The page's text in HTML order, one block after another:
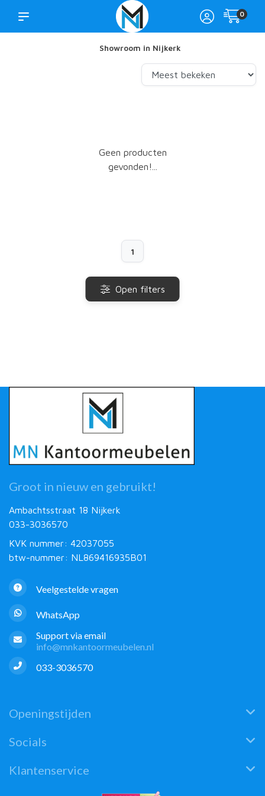
0
Showroom in Nijkerk
Geen producten
gevonden!...
1
Open filters
Groot in nieuw en gebruikt!
Ambachtsstraat 18 Nijkerk
033-3036570
KVK nummer: 42037055
btw-nummer: NL869416935B01
Veelgestelde vragen
WhatsApp
Support via email
info@mnkantoormeubelen.nl
033-3036570
Openingstijden
Socials
Klantenservice